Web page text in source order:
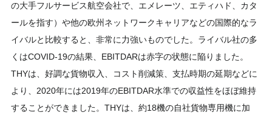
の大手フルサービス航空会社で、エメレーツ、エティハド、カタ
ールを指す）や他の欧州ネットワークキャリアなどの国際的なラ
イバルと比較すると、非常に力強いものでした。ライバル社の多
くはCOVID-19の結果、EBITDARは赤字の状態に陥りました。
THYは、好調な貨物収入、コスト削減策、支払時期の延期などに
より、2020年には2019年のEBITDAR水準での収益性をほぼ維持
することができました。THYは、約18機の自社貨物専用機に加